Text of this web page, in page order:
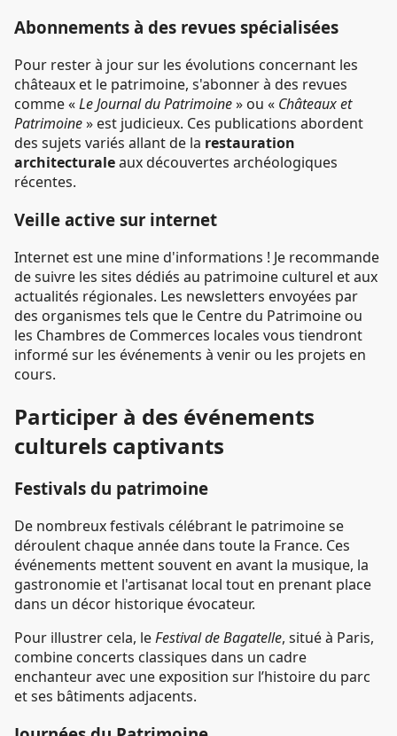
Abonnements à des revues spécialisées
Pour rester à jour sur les évolutions concernant les
châteaux et le patrimoine, s'abonner à des revues
comme «Le Journal du Patrimoine» ou « Châteaux et
Patrimoine» est judicieux. Ces publications abordent
des sujets variés allant de la restauration
architecturaleaux découvertes archéologiques
récentes.
Veille active sur internet
Internet est une mine d'informations ! Je recommande
de suivre les sites dédiés au patrimoine culturel et aux
actualités régionales. Les newsletters envoyées par
des organismes tels que le Centre du Patrimoine ou
les Chambres de Commerces locales vous tiendront
informé sur les événements à venir ou les projets en
cours.
Participer à des événements
culturels captivants
Festivals du patrimoine
De nombreux festivals célébrant le patrimoine se
déroulent chaque année dans toute la France. Ces
événements mettent souvent en avant la musique, la
gastronomie et l'artisanat local tout en prenant place
dans un décor historique évocateur.
Pour illustrer cela, leFestival de Bagatelle, situé à Paris,
combine concerts classiques dans un cadre
enchanteur avec une exposition sur l’histoire du parc
et ses bâtiments adjacents.